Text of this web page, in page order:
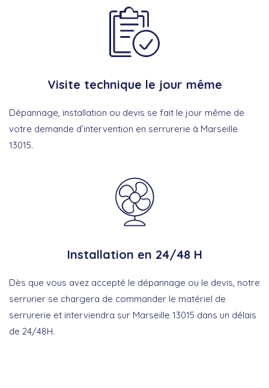
Visite technique le jour même
Dépannage, installation ou devis se fait le jour même de
votre demande d’intervention en serrurerie à Marseille
13015.
Installation en 24/48 H
Dès que vous avez accepté le dépannage ou le devis, notre
serrurier se chargera de commander le matériel de
serrurerie et interviendra sur Marseille 13015 dans un délais
de 24/48H.